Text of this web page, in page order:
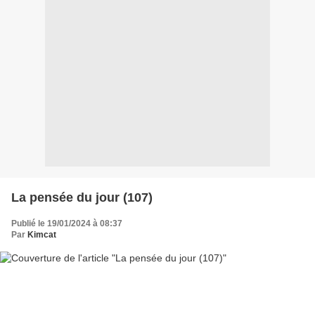
La pensée du jour (107)
Publié le 19/01/2024 à 08:37
Par Kimcat